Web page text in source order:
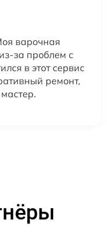
варочная
за проблем с
в этот сервис
ремонт,